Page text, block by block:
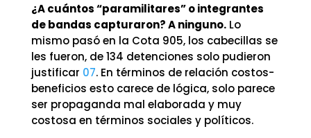
¿A cuántos “paramilitares” o integrantes
de bandas capturaron? A ninguno.Lo
mismo pasó en la Cota 905, los cabecillas se
les fueron, de 134 detenciones solo pudieron
justificar 07. En términos de relación costos-
beneficios esto carece de lógica, solo parece
ser propaganda mal elaborada y muy
costosa en términos sociales y políticos.